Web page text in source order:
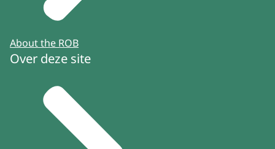
About the ROB
Over deze site